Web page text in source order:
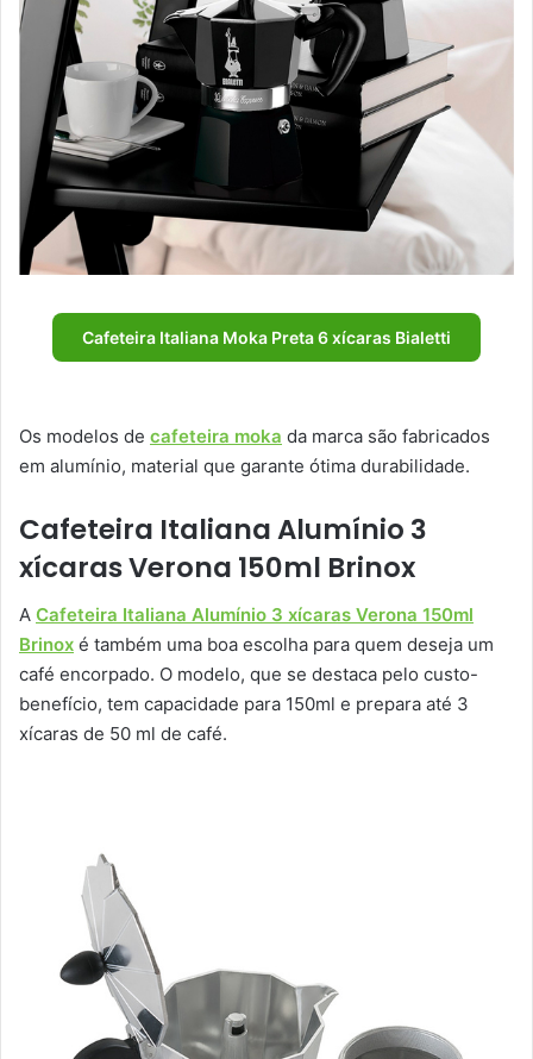
Cafeteira Italiana Moka Preta 6 xícaras Bialetti
Os modelos de cafeteira moka da marca são fabricados
em alumínio, material que garante ótima durabilidade.
Cafeteira Italiana Alumínio 3
xícaras Verona 150ml Brinox
A Cafeteira Italiana Alumínio 3 xícaras Verona 150ml
Brinox é também uma boa escolha para quem deseja um
café encorpado. O modelo, que se destaca pelo custo-
benefício, tem capacidade para 150ml e prepara até 3
xícaras de 50 ml de café.